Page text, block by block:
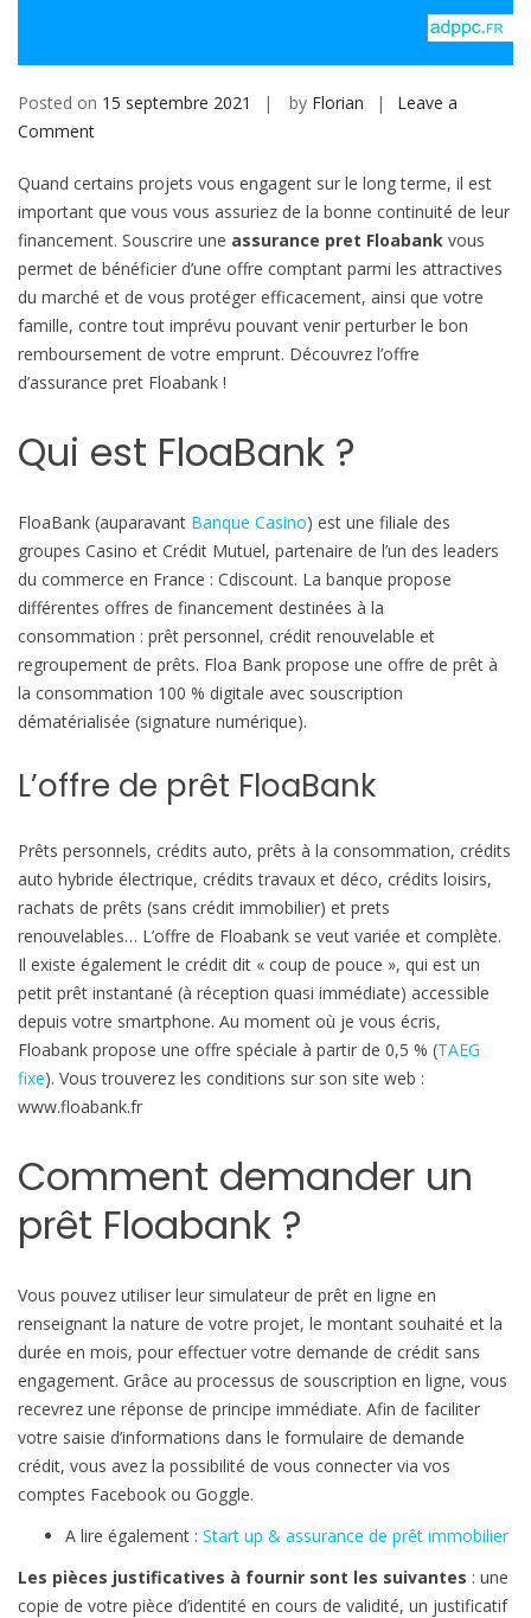
b
i
Posted on 15 septembre 2021 by Florian
Leave a
Comment
A
s
s
u
r
a
n
c
d
e
r
e
t
F
l
o
a
b
n
Quand certains projets vous engagent sur le long terme, il est
important que vous vous assuriez de la bonne continuité de leur
financement. Souscrire une assurance pret Floabank vous
permet de bénéficier d’une offre comptant parmi les attractives
du marché et de vous protéger efficacement, ainsi que votre
famille, contre tout imprévu pouvant venir perturber le bon
remboursement de votre emprunt. Découvrez l’offre
d’assurance pret Floabank !
Qui est FloaBank ?
FloaBank (auparavant Banque Casino) est une filiale des
groupes Casino et Crédit Mutuel, partenaire de l’un des leaders
du commerce en France : Cdiscount. La banque propose
différentes offres de financement destinées à la
consommation : prêt personnel, crédit renouvelable et
regroupement de prêts. Floa Bank propose une offre de prêt à
la consommation 100 % digitale avec souscription
dématérialisée (signature numérique).
L’offre de prêt FloaBank
Prêts personnels, crédits auto, prêts à la consommation, crédits
auto hybride électrique, crédits travaux et déco, crédits loisirs,
rachats de prêts (sans crédit immobilier) et prets
renouvelables… L’offre de Floabank se veut variée et complète.
Il existe également le crédit dit « coup de pouce », qui est un
petit prêt instantané (à réception quasi immédiate) accessible
depuis votre smartphone. Au moment où je vous écris,
Floabank propose une offre spéciale à partir de 0,5 % (TAEG
fixe). Vous trouverez les conditions sur son site web :
www.floabank.fr
Comment demander un
prêt Floabank ?
Vous pouvez utiliser leur simulateur de prêt en ligne en
renseignant la nature de votre projet, le montant souhaité et la
durée en mois, pour effectuer votre demande de crédit sans
engagement. Grâce au processus de souscription en ligne, vous
recevrez une réponse de principe immédiate. Afin de faciliter
votre saisie d’informations dans le formulaire de demande
crédit, vous avez la possibilité de vous connecter via vos
comptes Facebook ou Goggle.
A lire également : Start up & assurance de prêt immobilier
Les pièces justificatives à fournir sont les suivantes : une
copie de votre pièce d’identité en cours de validité, un justificatif